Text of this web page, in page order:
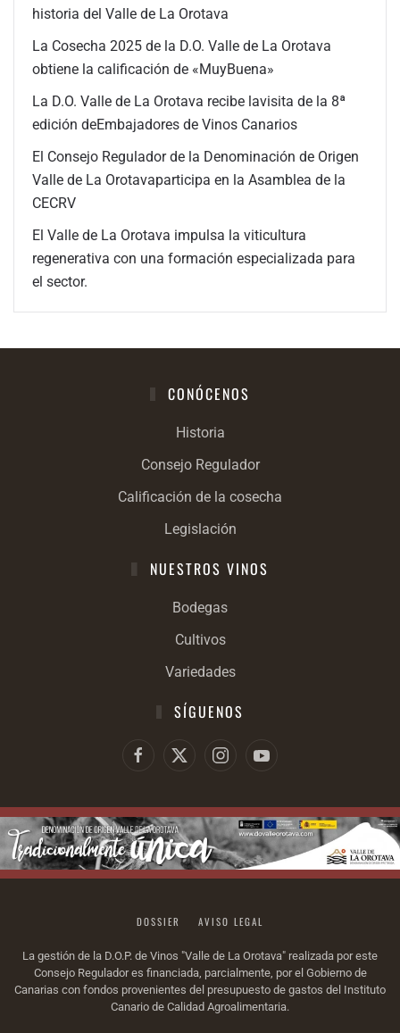
historia del Valle de La Orotava
La Cosecha 2025 de la D.O. Valle de La Orotava
obtiene la calificación de «MuyBuena»
La D.O. Valle de La Orotava recibe lavisita de la 8ª
edición deEmbajadores de Vinos Canarios
El Consejo Regulador de la Denominación de Origen
Valle de La Orotavaparticipa en la Asamblea de la
CECRV
El Valle de La Orotava impulsa la viticultura
regenerativa con una formación especializada para
el sector.
CONÓCENOS
Historia
Consejo Regulador
Calificación de la cosecha
Legislación
NUESTROS VINOS
Bodegas
Cultivos
Variedades
SÍGUENOS
DOSSIER AVISO LEGAL
La gestión de la D.O.P. de Vinos "Valle de La Orotava" realizada por este
Consejo Regulador es financiada, parcialmente, por el Gobierno de
Canarias con fondos provenientes del presupuesto de gastos del Instituto
Canario de Calidad Agroalimentaria.